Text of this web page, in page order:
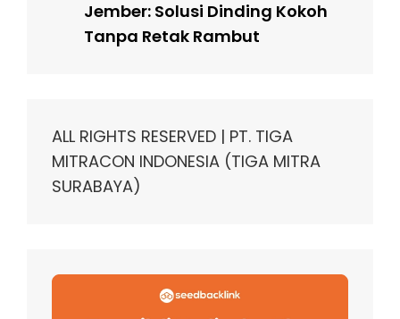
Jember: Solusi Dinding Kokoh
Tanpa Retak Rambut
ALL RIGHTS RESERVED | PT. TIGA
MITRACON INDONESIA (TIGA MITRA
SURABAYA)